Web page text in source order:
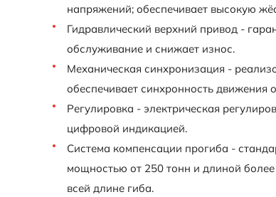
напряжений; обеспечивает высокую
Гидравлический верхний привод -
обслуживание и снижает износ.
Механическая синхронизация -
обеспечивает синхронность движения
Регулировка - электрическая
цифровой индикацией.
Система компенсации прогиба -
мощностью от 250 тонн и длиной
всей длине гиба.